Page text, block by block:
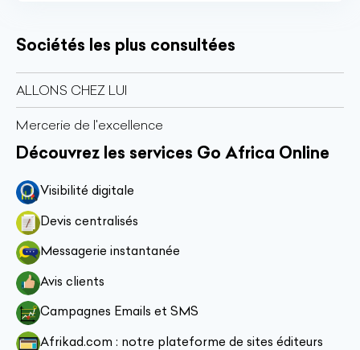
Sociétés les plus consultées
ALLONS CHEZ LUI
Mercerie de l'excellence
Découvrez les services Go Africa Online
Visibilité digitale
Devis centralisés
Messagerie instantanée
Avis clients
Campagnes Emails et SMS
Afrikad.com : notre plateforme de sites éditeurs